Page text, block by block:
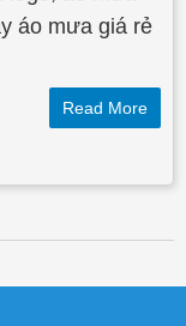
áo mưa giá rẻ
Read More